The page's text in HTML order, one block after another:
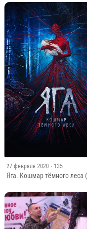
27 февраля 2020 · 135
Яга. Кошмар тёмного леса